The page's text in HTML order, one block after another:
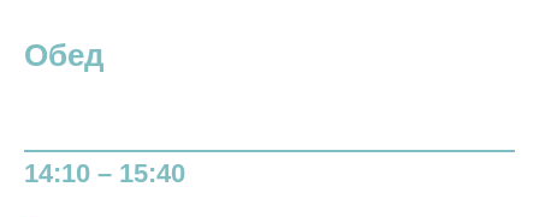
Обед
14:10 – 15:40